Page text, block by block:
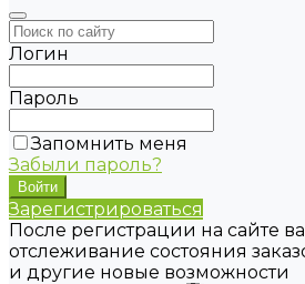
Логин
Пароль
Запомнить меня
Забыли пароль?
Зарегистрироваться
После регистрации на сайте
отслеживание состояния
и другие новые возможности